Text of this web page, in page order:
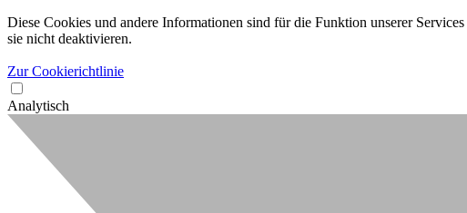
Diese Cookies und andere Informationen sind für die Funktion unserer
sie nicht deaktivieren.
Zur Cookierichtlinie
Analytisch